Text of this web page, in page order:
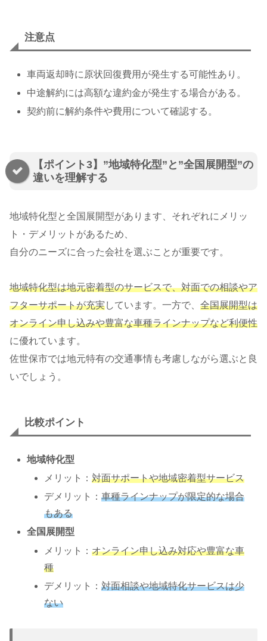
注意点
車両返却時に原状回復費用が発生する可能性あり。
中途解約には高額な違約金が発生する場合がある。
契約前に解約条件や費用について確認する。
【ポイント3】”地域特化型”と”全国展開型”の
違いを理解する
地域特化型と全国展開型があります、それぞれにメリッ
ト・デメリットがあるため、
自分のニーズに合った会社を選ぶことが重要です。
地域特化型は地元密着型のサービスで、対面での相談やア
フターサポートが充実しています。一方で、 全国展開型は
オンライン申し込みや豊富な車種ラインナップなど利便性
に優れています。
佐世保市では地元特有の交通事情も考慮しながら選ぶと良
いでしょう。
比較ポイント
地域特化型
メリット：対面サポートや地域密着型サービス
デメリット：車種ラインナップが限定的な場合
もある
全国展開型
メリット：オンライン申し込み対応や豊富な車
種
デメリット：対面相談や地域特化サービスは少
ない